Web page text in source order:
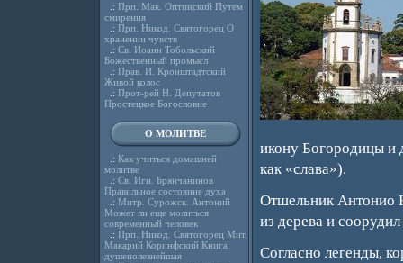
.: Прп. Мак. Оптинский Путем
смирения
.: Прп. Никод. Святогорец О
хранении чувств
.: Св. Иоанн Тобольский
Божественный промысл
.: Прав. И. Кронштадтский
Живой колос
.: Прот-рей Н. Депутатов
Простецкое Богословие
О МОЛИТВЕ
.: Как учиться домашней
молитве
.: Св. Игн. Брянчанинов
Правильное состояние духа
.: Митр. Сурожск. Антоний
Может ли еще молиться
современный человек
.: Прп. Никод. Святогорец Мит.
Макарий Коринфский Книга
душеполезнейшая
икону Богородицы и
как «слава»).
Отшельник Антонио
из дерева и
Согласно легенды,